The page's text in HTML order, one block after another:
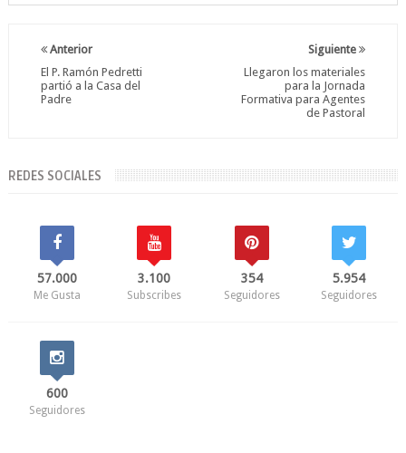
Siguiente
Llegaron los materiales
para la Jornada
Formativa para Agentes
de Pastoral
Anterior
El P. Ramón Pedretti
partió a la Casa del
Padre
REDES SOCIALES
57.000
Me Gusta
3.100
Subscribes
354
Seguidores
5.954
Seguidores
600
Seguidores